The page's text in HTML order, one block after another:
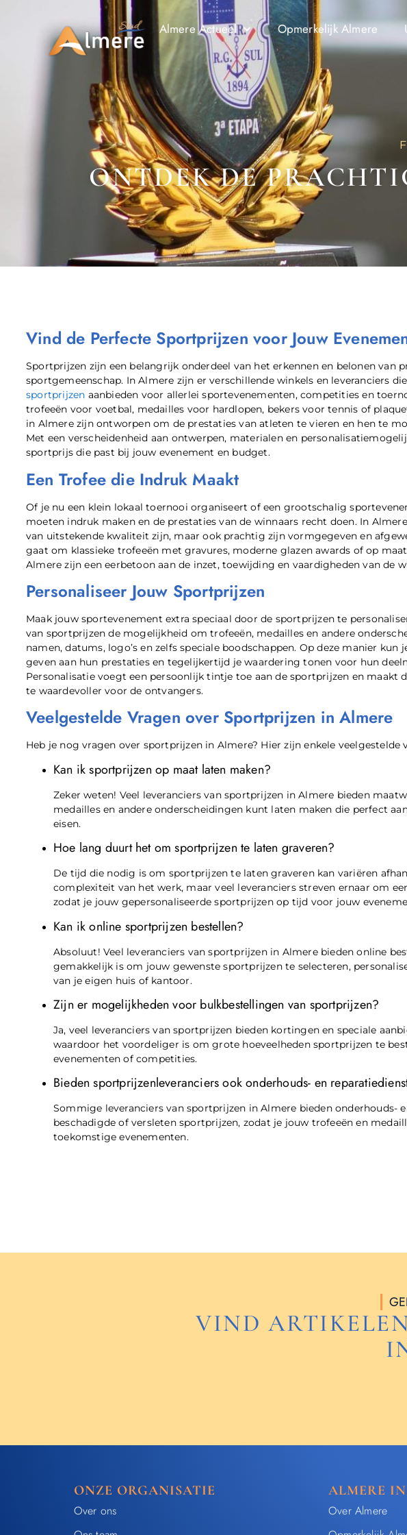
Almere Actueel Opmerkelijk Almere
ONTDEK DE
Vind de Perfecte Sportprijzen voor Jouw
Sportprijzen zijn een belangrijk onderdeel van het erkennen en belonen van
sportgemeenschap. In Almere zijn er verschillende winkels en leveranciers
sportprijzen aanbieden voor allerlei sportevenementen, competities en
trofeeën voor voetbal, medailles voor hardlopen, bekers voor tennis of
in Almere zijn ontworpen om de prestaties van atleten te vieren en hen te
Met een verscheidenheid aan ontwerpen, materialen en
sportprijs die past bij jouw evenement en budget.
Een Trofee die Indruk Maakt
Of je nu een klein lokaal toernooi organiseert of een grootschalig
moeten indruk maken en de prestaties van de winnaars recht doen. In
van uitstekende kwaliteit zijn, maar ook prachtig zijn vormgegeven en
gaat om klassieke trofeeën met gravures, moderne glazen awards of op
Almere zijn een eerbetoon aan de inzet, toewijding en vaardigheden van de
Personaliseer Jouw Sportprijzen
Maak jouw sportevenement extra speciaal door de sportprijzen te
van sportprijzen de mogelijkheid om trofeeën, medailles en andere
namen, datums, logo’s en zelfs speciale boodschappen. Op deze manier kun
geven aan hun prestaties en tegelijkertijd je waardering tonen voor hun
Personalisatie voegt een persoonlijk tintje toe aan de sportprijzen en maakt
te waardevoller voor de ontvangers.
Veelgestelde Vragen over Sportprijzen in Almere
Heb je nog vragen over sportprijzen in Almere? Hier zijn enkele veelgestelde
Kan ik sportprijzen op maat laten maken?
Zeker weten! Veel leveranciers van sportprijzen in Almere bieden
medailles en andere onderscheidingen kunt laten maken die perfect
eisen.
Hoe lang duurt het om sportprijzen te laten graveren?
De tijd die nodig is om sportprijzen te laten graveren kan variëren
complexiteit van het werk, maar veel leveranciers streven ernaar om
zodat je jouw gepersonaliseerde sportprijzen op tijd voor jouw
Kan ik online sportprijzen bestellen?
Absoluut! Veel leveranciers van sportprijzen in Almere bieden online
gemakkelijk is om jouw gewenste sportprijzen te selecteren,
van je eigen huis of kantoor.
Zijn er mogelijkheden voor bulkbestellingen van sportprijzen?
Ja, veel leveranciers van sportprijzen bieden kortingen en speciale
waardoor het voordeliger is om grote hoeveelheden sportprijzen te
evenementen of competities.
Bieden sportprijzenleveranciers ook onderhouds- en
Sommige leveranciers van sportprijzen in Almere bieden onderhouds-
beschadigde of versleten sportprijzen, zodat je jouw trofeeën en
toekomstige evenementen.
VIND
ONZE ORGANISATIE
Over ons
ALMERE
Over Almere